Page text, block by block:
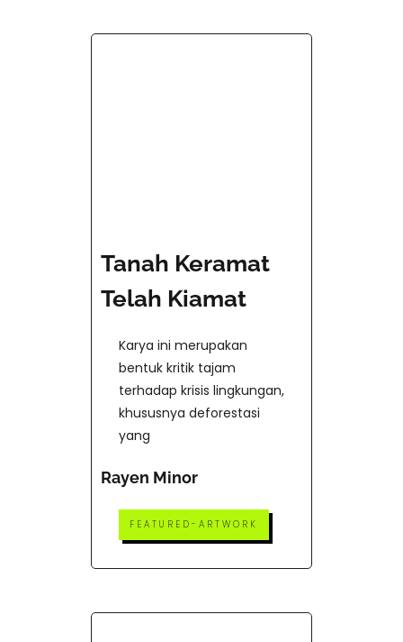
Tanah Keramat
Telah Kiamat
Karya ini merupakan
bentuk kritik tajam
terhadap krisis lingkungan,
khususnya deforestasi
yang
Rayen Minor
FEATURED-ARTWORK